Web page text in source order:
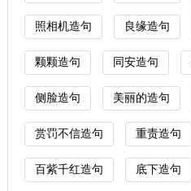
照相机造句 良缘造句
颗颗造句 同安造句
侧脸造句 美丽的造句
赏罚不信造句 重责造句
百紫千红造句 底下造句